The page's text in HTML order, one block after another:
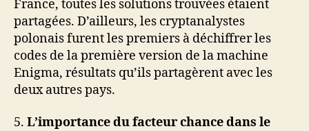
France, toutes les solutions trouvées étaient
partagées. D’ailleurs, les cryptanalystes
polonais furent les premiers à déchiffrer les
codes de la première version de la machine
Enigma, résultats qu’ils partagèrent avec les
deux autres pays.
5. L’importance du facteur chance dans le